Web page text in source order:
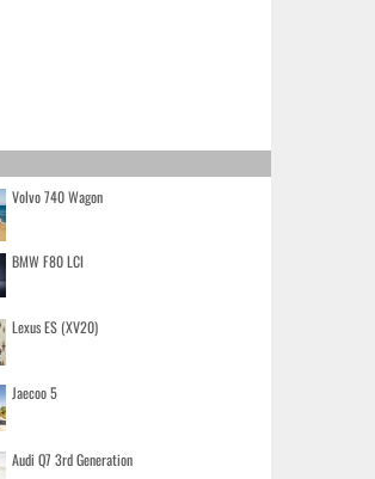
Volvo 740 Wagon
BMW F80 LCI
Lexus ES (XV20)
Jaecoo 5
Audi Q7 3rd Generation